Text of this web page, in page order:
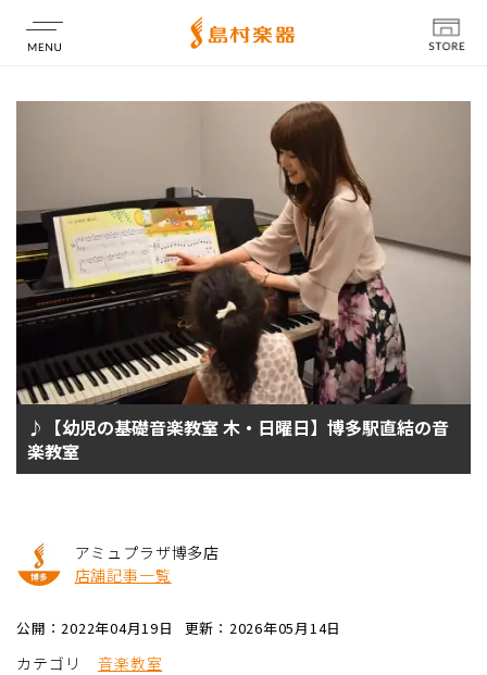
店舗情報
♪【幼児の基礎音楽教室 木・日曜日】博多駅直結の音
楽教室
アミュプラザ博多店
店舗記事一覧
公開：2022年04月19日 更新：2026年05月14日
カテゴリ
音楽教室